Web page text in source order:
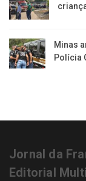
Minas
Polícia
Jornal da
Editorial